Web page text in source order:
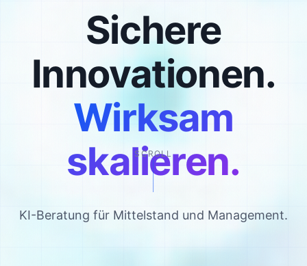
Sichere
Innovationen.
Wirksam
skalieren.
KI-Beratung für Mittelstand und Management.
SCROLL